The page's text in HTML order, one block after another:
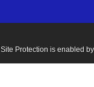
Site Protection is enabled